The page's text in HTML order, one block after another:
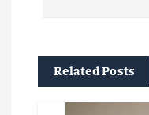
Related Posts